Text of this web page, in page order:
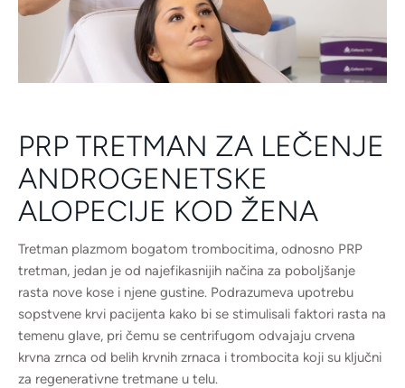
PRP TRETMAN ZA LEČENJE
ANDROGENETSKE
ALOPECIJE KOD ŽENA
Tretman plazmom bogatom trombocitima, odnosno PRP
tretman, jedan je od najefikasnijih načina za poboljšanje
rasta nove kose i njene gustine. Podrazumeva upotrebu
sopstvene krvi pacijenta kako bi se stimulisali faktori rasta na
temenu glave, pri čemu se centrifugom odvajaju crvena
krvna zrnca od belih krvnih zrnaca i trombocita koji su ključni
za regenerativne tretmane u telu.